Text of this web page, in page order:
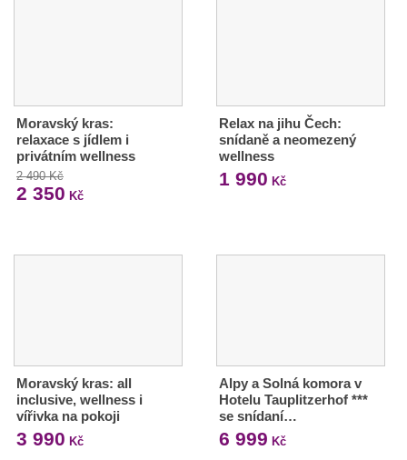
Moravský kras:
relaxace s jídlem i
privátním wellness
2 490 Kč
2 350 Kč
Relax na jihu Čech:
snídaně a neomezený
wellness
1 990 Kč
Moravský kras: all
inclusive, wellness i
vířivka na pokoji
3 990 Kč
Alpy a Solná komora v
Hotelu Tauplitzerhof ***
se snídaní…
6 999 Kč